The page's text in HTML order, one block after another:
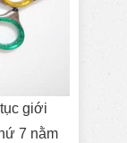
giới
7 nằm